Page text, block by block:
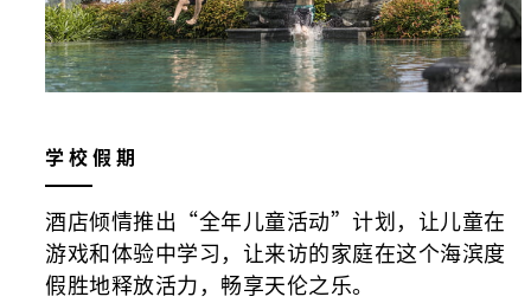
学校假期
酒店倾情推出“全年儿童活动”计划，让儿童在
游戏和体验中学习，让来访的家庭在这个海滨度
假胜地释放活力，畅享天伦之乐。